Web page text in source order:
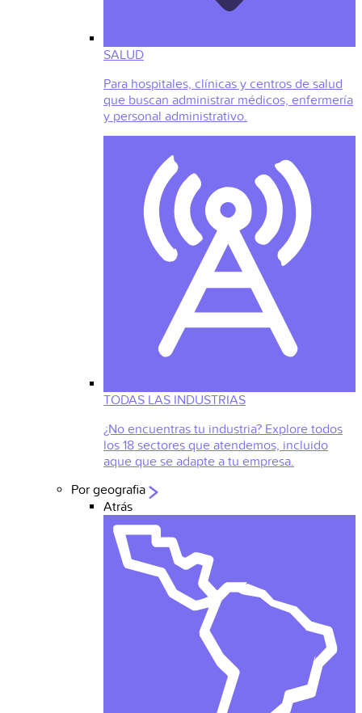
SALUD
Para hospitales, clínicas y centros de salud
que buscan administrar médicos, enfermería
y personal administrativo.
TODAS LAS INDUSTRIAS
¿No encuentras tu industria? Explore todos
los 18 sectores que atendemos, incluido
aque que se adapte a tu empresa.
Por geografia
Atrás